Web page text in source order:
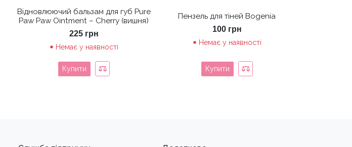
Відновлюючий бальзам для губ Pure
Paw Paw Ointment – Cherry (вишня)
225 грн
Немає у наявності
Купити
Пензель для тіней Bogenia
100 грн
Немає у наявності
Купити